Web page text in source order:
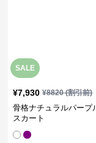
SALE
¥7,930 ¥8820(割引前)
骨格ナチュラルパープ
スカート